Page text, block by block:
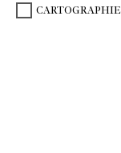
CARTOGRAPHIE